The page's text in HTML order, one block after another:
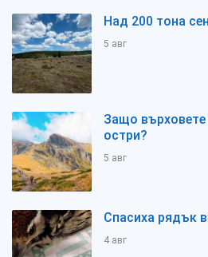
Над 200 тона
5 авг
Защо върховете
остри?
5 авг
Спасиха рядък
4 авг